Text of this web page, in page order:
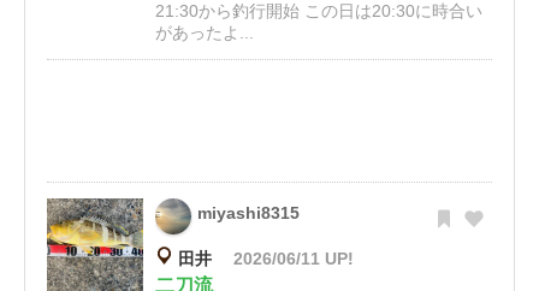
21:30から釣行開始 この日は20:30に時合い
があったよ...
miyashi8315
田井 2026/06/11 UP!
二刀流